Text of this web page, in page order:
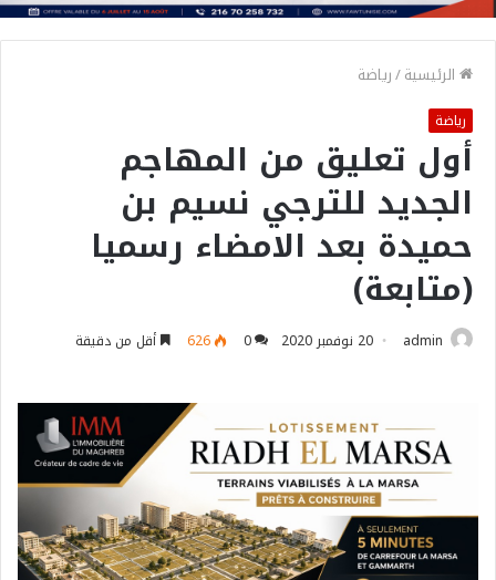
الرئيسية/رياضة
رياضة
أول تعليق من المهاجم
الجديد للترجي نسيم بن
حميدة بعد الامضاء رسميا
(متابعة)
admin 20 نوفمبر 2020 0
626 أقل من دقيقة